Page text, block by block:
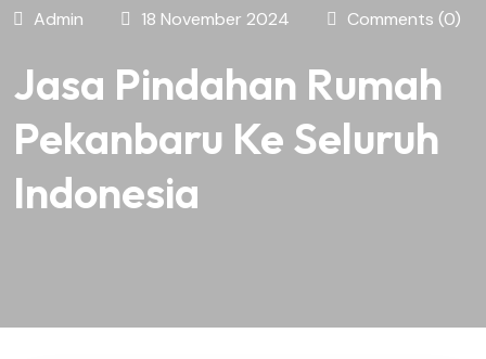
Admin 18 November 2024 Comments (0)
Jasa Pindahan Rumah
Pekanbaru Ke Seluruh
Indonesia